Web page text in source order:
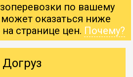
по вашему
оказаться ниже
странице цен. Почему?
Догруз